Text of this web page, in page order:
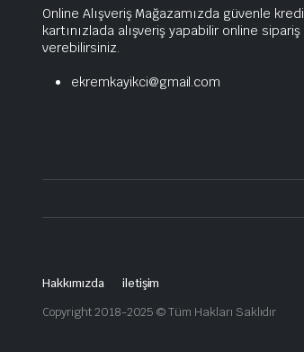
Online Alışveriş Mağazamızda güvenle kredi
kartınızlada alışveriş yapabilir online sipariş
verebilirsiniz.
ekremkayikci@gmail.com
Hakkımızda
iletişim
Copyright 2018-2025 © Tüm Hakları Saklıdır